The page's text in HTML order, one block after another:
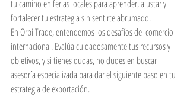
tu camino en ferias locales para aprender, ajustar y
fortalecer tu estrategia sin sentirte abrumado.
En Orbi Trade, entendemos los desafíos del comercio
internacional. Evalúa cuidadosamente tus recursos y
objetivos, y si tienes dudas, no dudes en buscar
asesoría especializada para dar el siguiente paso en tu
estrategia de exportación.